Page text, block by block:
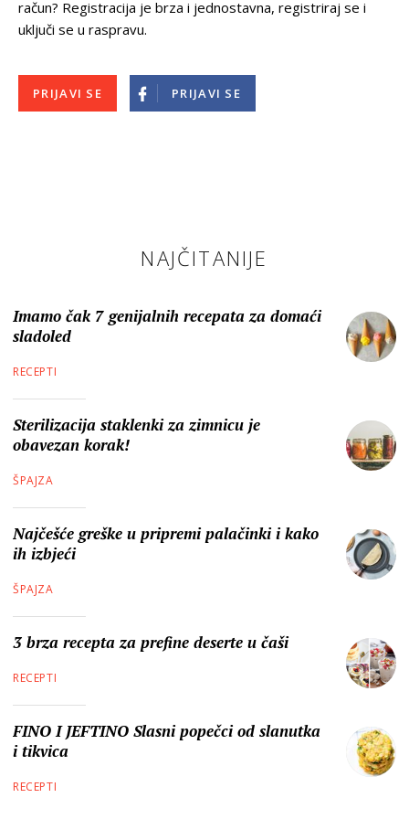
račun? Registracija je brza i jednostavna, registriraj se i
uključi se u raspravu.
PRIJAVI SE PRIJAVI SE
NAJČITANIJE
Imamo čak 7 genijalnih recepata za domaći
sladoled
RECEPTI
Sterilizacija staklenki za zimnicu je
obavezan korak!
ŠPAJZA
Najčešće greške u pripremi palačinki i kako
ih izbjeći
ŠPAJZA
3 brza recepta za prefine deserte u čaši
RECEPTI
FINO I JEFTINO Slasni popečci od slanutka
i tikvica
RECEPTI